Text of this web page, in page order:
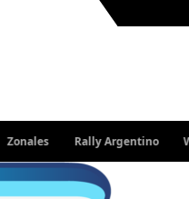
Rally Argentino WEC